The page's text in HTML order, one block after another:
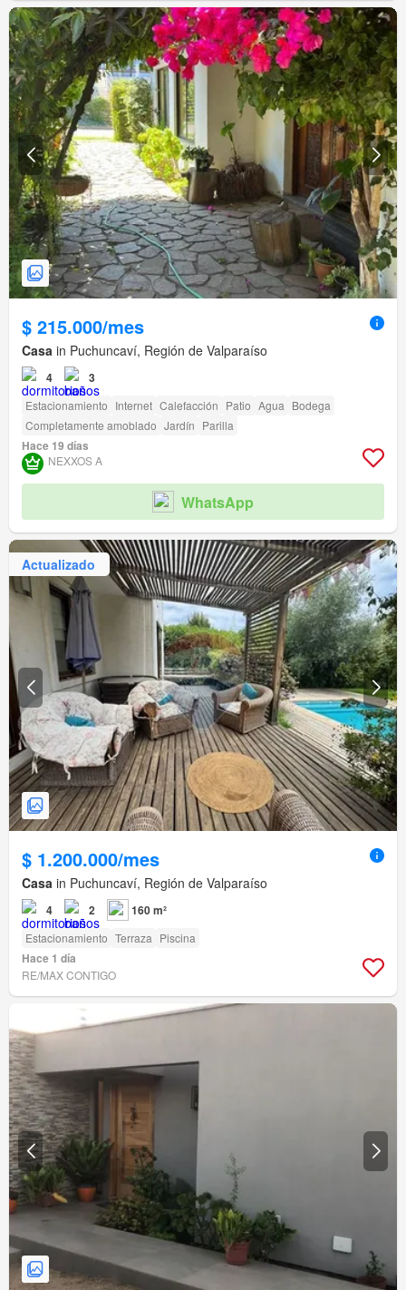
$ 215.000/mes
Casa in Puchuncaví, Región de Valparaíso
4 3
Estacionamiento Internet Calefacción Patio Agua Bodega
Completamente amoblado Jardín Parilla
Hace 19 días
NEXXOS A
WhatsApp
Actualizado
$ 1.200.000/mes
Casa in Puchuncaví, Región de Valparaíso
4 2 160 m²
Estacionamiento Terraza Piscina
Hace 1 día
RE/MAX CONTIGO